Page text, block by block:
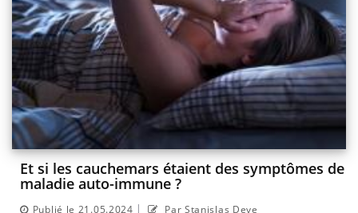
Et si les cauchemars étaient des symptômes de
maladie auto-immune ?
Publié le 21.05.2024 | Par Stanislas Deve